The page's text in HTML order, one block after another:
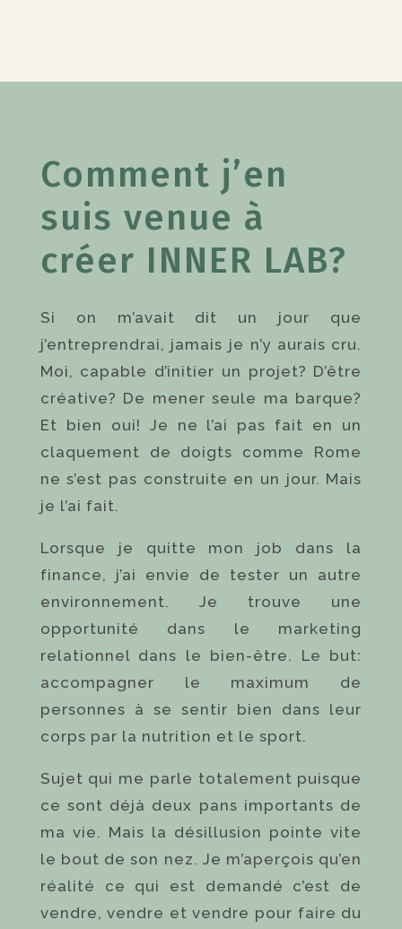
Comment j’en
suis venue à
créer INNER LAB?
Si on m’avait dit un jour que
j’entreprendrai, jamais je n’y aurais cru.
Moi, capable d’initier un projet? D’être
créative? De mener seule ma barque?
Et bien oui! Je ne l’ai pas fait en un
claquement de doigts comme Rome
ne s’est pas construite en un jour. Mais
je l’ai fait.
Lorsque je quitte mon job dans la
finance, j’ai envie de tester un autre
environnement. Je trouve une
opportunité dans le marketing
relationnel dans le bien-être. Le but:
accompagner le maximum de
personnes à se sentir bien dans leur
corps par la nutrition et le sport.
Sujet qui me parle totalement puisque
ce sont déjà deux pans importants de
ma vie. Mais la désillusion pointe vite
le bout de son nez. Je m’aperçois qu’en
réalité ce qui est demandé c’est de
vendre, vendre et vendre pour faire du